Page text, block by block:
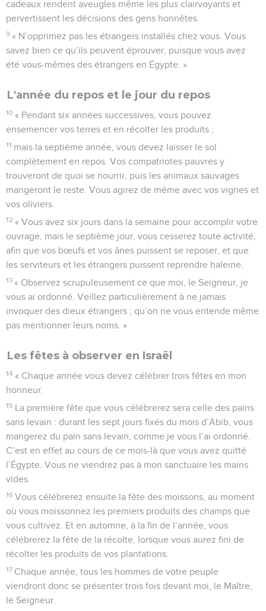
cadeaux rendent aveugles même les plus clairvoyants et
pervertissent les décisions des gens honnêtes.
9 « N’opprimez pas les étrangers installés chez vous. Vous
savez bien ce qu’ils peuvent éprouver, puisque vous avez
été vous-mêmes des étrangers en Égypte. »
L'année du repos et le jour du repos
10 « Pendant six années successives, vous pouvez
ensemencer vos terres et en récolter les produits ;
11 mais la septième année, vous devez laisser le sol
complètement en repos. Vos compatriotes pauvres y
trouveront de quoi se nourrir, puis les animaux sauvages
mangeront le reste. Vous agirez de même avec vos vignes et
vos oliviers.
12 « Vous avez six jours dans la semaine pour accomplir votre
ouvrage, mais le septième jour, vous cesserez toute activité,
afin que vos bœufs et vos ânes puissent se reposer, et que
les serviteurs et les étrangers puissent reprendre haleine.
13 « Observez scrupuleusement ce que moi, le Seigneur, je
vous ai ordonné. Veillez particulièrement à ne jamais
invoquer des dieux étrangers ; qu’on ne vous entende même
pas mentionner leurs noms. »
Les fêtes à observer en Israël
14 « Chaque année vous devez célébrer trois fêtes en mon
honneur.
15 La première fête que vous célébrerez sera celle des pains
sans levain : durant les sept jours fixés du mois d’Abib, vous
mangerez du pain sans levain, comme je vous l’ai ordonné.
C’est en effet au cours de ce mois-là que vous avez quitté
l’Égypte. Vous ne viendrez pas à mon sanctuaire les mains
vides.
16 Vous célébrerez ensuite la fête des moissons, au moment
où vous moissonnez les premiers produits des champs que
vous cultivez. Et en automne, à la fin de l’année, vous
célébrerez la fête de la récolte, lorsque vous aurez fini de
récolter les produits de vos plantations.
17 Chaque année, tous les hommes de votre peuple
viendront donc se présenter trois fois devant moi, le Maître,
le Seigneur.